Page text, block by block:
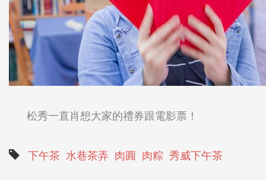
松秀一直肖想大家的禮券跟電影票！
下午茶 水巷茶弄 肉圓 肉粽 秀威下午茶